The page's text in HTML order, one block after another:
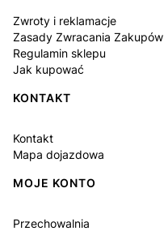
Zwroty i reklamacje
Zasady Zwracania Zakupów
Regulamin sklepu
Jak kupować
KONTAKT
Kontakt
Mapa dojazdowa
MOJE KONTO
Przechowalnia